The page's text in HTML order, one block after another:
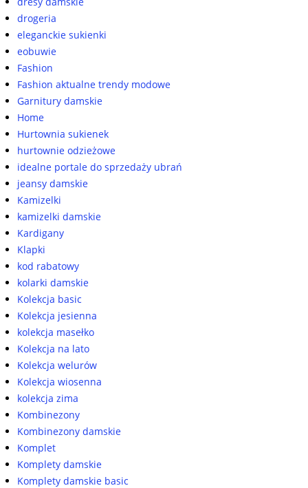
drogeria
eleganckie sukienki
eobuwie
Fashion
Fashion aktualne trendy modowe
Garnitury damskie
Home
Hurtownia sukienek
hurtownie odzieżowe
idealne portale do sprzedaży ubrań
jeansy damskie
Kamizelki
kamizelki damskie
Kardigany
Klapki
kod rabatowy
kolarki damskie
Kolekcja basic
Kolekcja jesienna
kolekcja masełko
Kolekcja na lato
Kolekcja welurów
Kolekcja wiosenna
kolekcja zima
Kombinezony
Kombinezony damskie
Komplet
Komplety damskie
Komplety damskie basic